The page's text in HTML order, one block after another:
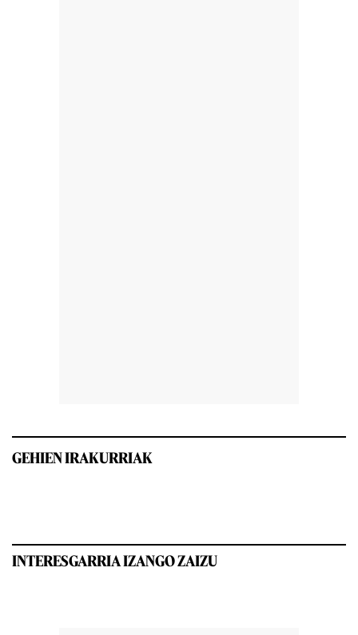
GEHIEN IRAKURRIAK
INTERESGARRIA IZANGO ZAIZU